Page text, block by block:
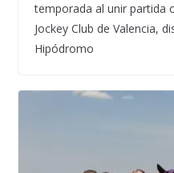
temporada al unir partida
Jockey Club de Valencia,
Hipódromo